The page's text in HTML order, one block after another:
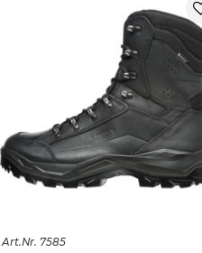
Art.Nr. 7585